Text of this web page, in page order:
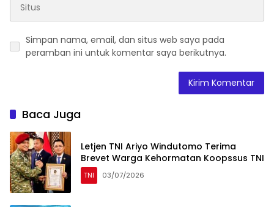
Simpan nama, email, dan situs web saya pada
peramban ini untuk komentar saya berikutnya.
Baca Juga
Letjen TNI Ariyo Windutomo Terima
Brevet Warga Kehormatan Koopssus TNI
TNI 03/07/2026